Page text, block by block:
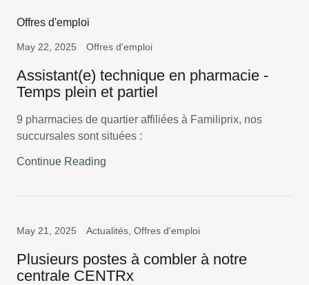
Offres d'emploi
May 22, 2025 Offres d'emploi
Assistant(e) technique en pharmacie -
Temps plein et partiel
9 pharmacies de quartier affiliées à Familiprix, nos
succursales sont situées :
Continue Reading
May 21, 2025 Actualités, Offres d'emploi
Plusieurs postes à combler à notre
centrale CENTRx